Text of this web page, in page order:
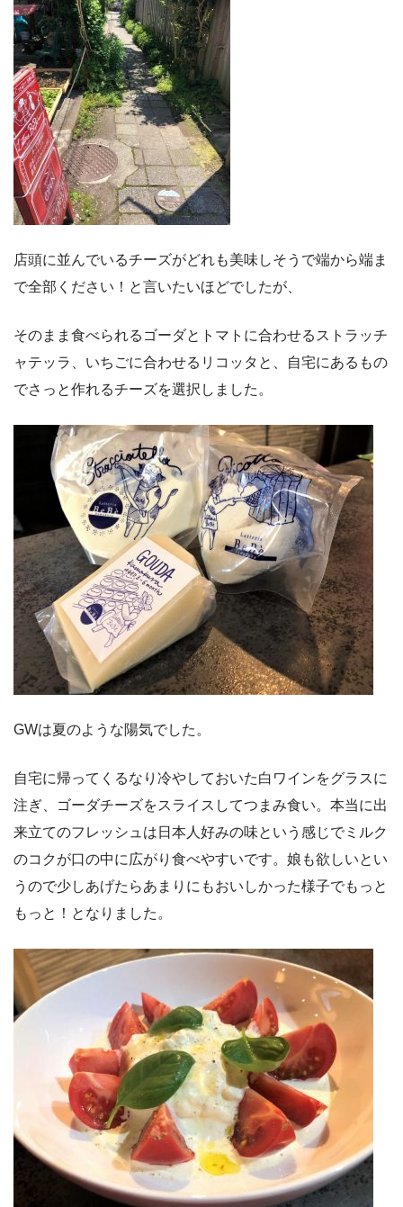
店頭に並んでいるチーズがどれも美味しそうで端から端ま
で全部ください！と言いたいほどでしたが、
そのまま食べられるゴーダとトマトに合わせるストラッチ
ャテッラ、いちごに合わせるリコッタと、自宅にあるもの
でさっと作れるチーズを選択しました。
GWは夏のような陽気でした。
自宅に帰ってくるなり冷やしておいた白ワインをグラスに
注ぎ、ゴーダチーズをスライスしてつまみ食い。本当に出
来立てのフレッシュは日本人好みの味という感じでミルク
のコクが口の中に広がり食べやすいです。娘も欲しいとい
うので少しあげたらあまりにもおいしかった様子でもっと
もっと！となりました。